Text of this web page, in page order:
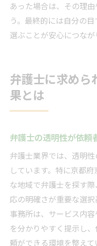
あった場合は、その理
う。最終的には自分の
選ぶことが安心につなが
弁護士に求めら
果とは
弁護士の透明性が依頼
弁護士業界では、透明
しています。特に京都
な地域で弁護士を探す
応の明確さが重要な選
事務所は、サービス内
を分かりやすく提示し